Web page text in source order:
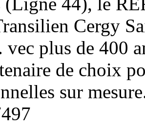
Cergy
plus de 400
de choix
sur